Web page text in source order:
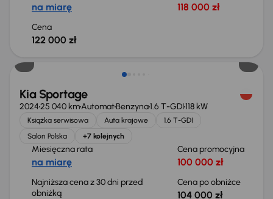
na miarę 118 000 zł
Cena
122 000 zł
Kia Sportage
202425 040 kmAutomatBenzyna1.6 T-GDI118 kW
Książka serwisowa Auta krajowe
1.6 T-GDI
Salon Polska
+7 kolejnych
Miesięczna rata
na miarę
Cena promocyjna
100 000 zł
Najniższa cena z 30 dni przed
obniżką
Cena po obniżce
104 000 zł